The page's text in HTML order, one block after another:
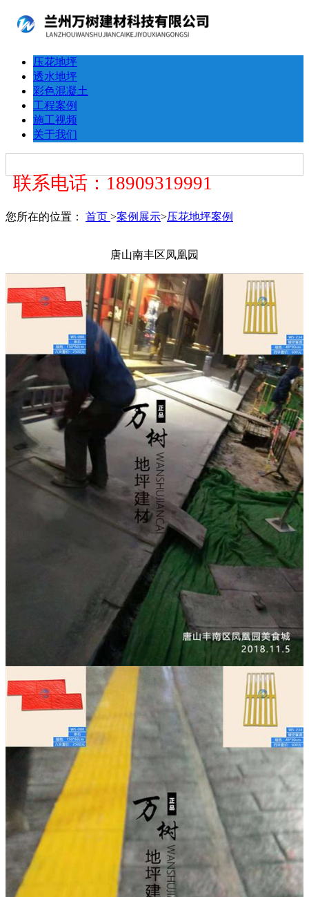
压花地坪
透水地坪
彩色混凝土
工程案例
施工视频
关于我们
联系电话：18909319991
您所在的位置： 首页 >案例展示>压花地坪案例
唐山南丰区凤凰园